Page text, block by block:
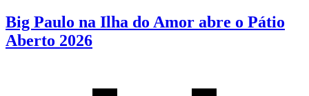
Big Paulo na Ilha do Amor abre o Pátio
Aberto 2026